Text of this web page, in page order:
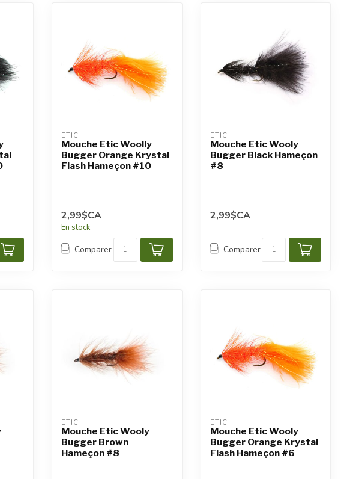
ETIC
Mouche Etic Woolly
Bugger Orange Krystal
Flash Hameçon #10
2,99$CA
En stock
Comparer
ETIC
Mouche Etic Wooly
Bugger Black Hameçon
#8
2,99$CA
Comparer
ETIC
Mouche Etic Wooly
Bugger Brown
Hameçon #8
ETIC
Mouche Etic Wooly
Bugger Orange Krystal
Flash Hameçon #6